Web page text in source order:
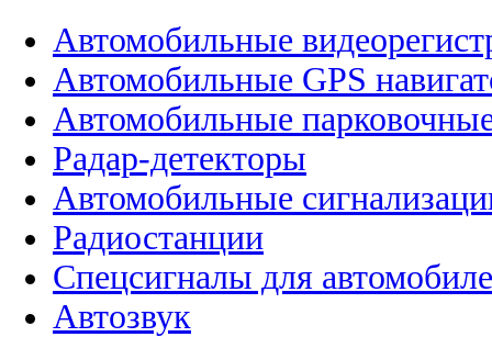
Автомобильные
Автомобильные GPS
Автомобильные
Радар-детекторы
Автомобильные
Радиостанции
Спецсигналы для
Автозвук